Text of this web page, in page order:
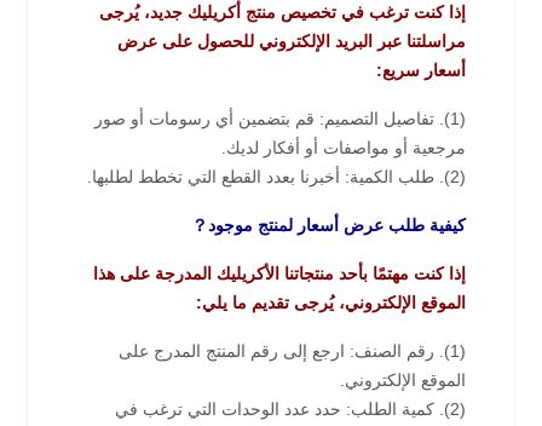
إذا كنت ترغب في تخصيص منتج أكريليك جديد، يُرجى
مراسلتنا عبر البريد الإلكتروني للحصول على عرض
أسعار سريع:
(1). تفاصيل التصميم: قم بتضمين أي رسومات أو صور
مرجعية أو مواصفات أو أفكار لديك.
(2). طلب الكمية: أخبرنا بعدد القطع التي تخطط لطلبها.
كيفية طلب عرض أسعار لمنتج موجود？
إذا كنت مهتمًا بأحد منتجاتنا الأكريليك المدرجة على هذا
الموقع الإلكتروني، يُرجى تقديم ما يلي:
(1). رقم الصنف: ارجع إلى رقم المنتج المدرج على
الموقع الإلكتروني.
(2). كمية الطلب: حدد عدد الوحدات التي ترغب في